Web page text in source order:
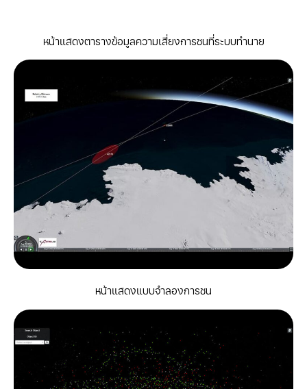
หน้าแสดงตารางข้อมูลความเสี่ยงการชนที่ระบบทำนาย
หน้าแสดงแบบจำลองการชน